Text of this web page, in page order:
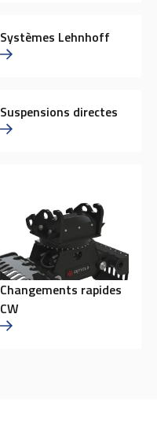
Systèmes Lehnhoff
Suspensions directes
Changements rapides
CW